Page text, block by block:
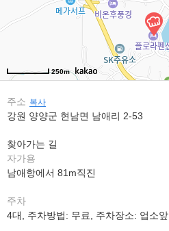
250m
주소 복사
강원 양양군 현남면 남애리 2-53
찾아가는 길
자가용
남애항에서 81m직진
주차
4대, 주차방법: 무료, 주차장소: 업소앞